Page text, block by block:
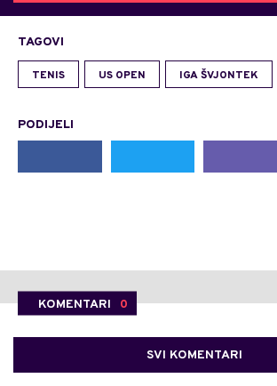
TAGOVI
TENIS US OPEN IGA ŠVJONTEK
PODIJELI
KOMENTARI 0
SVI KOMENTARI